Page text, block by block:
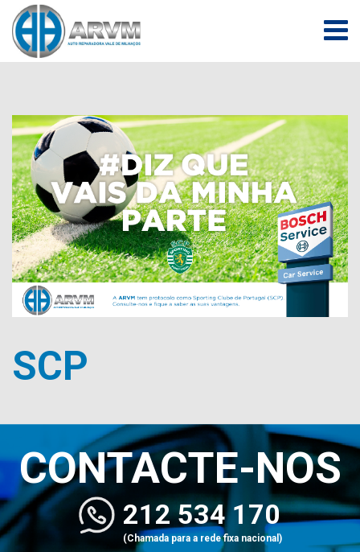
SCP
CONTACTE-NOS
212 534 170
(Chamada para a rede fixa nacional)